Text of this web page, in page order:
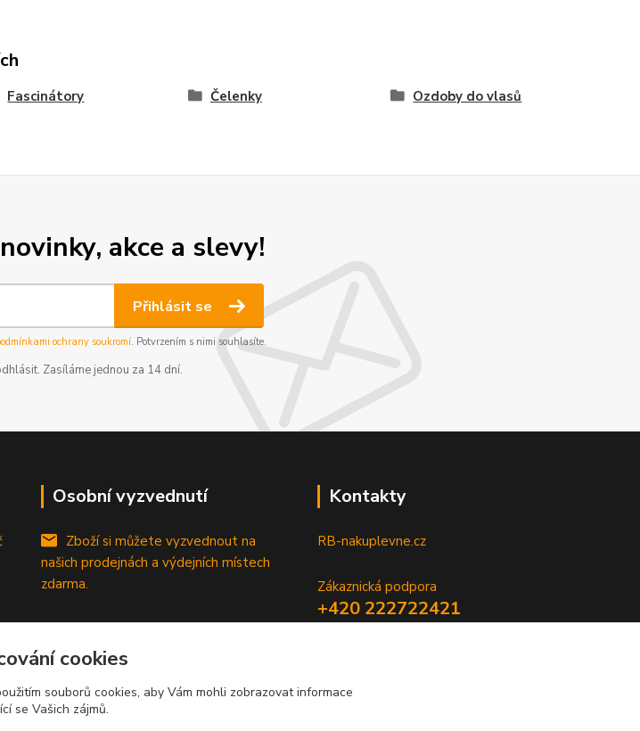
Fascinátory Čelenky Ozdoby do vlasů
akce a slevy!
Přihlásit se
ochrany soukromí. Potvrzením s nimi souhlasíte.
Zasíláme jednou za 14 dní.
Osobní vyzvednutí
Zboží si můžete vyzvednout na
našich prodejnách a výdejních místech
zdarma.
Kontakty
RB-nakuplevne.cz
Zákaznická podpora
+420 222722421
cookies
souborů cookies, aby Vám mohli zobrazovat informace
se Vašich zájmů.